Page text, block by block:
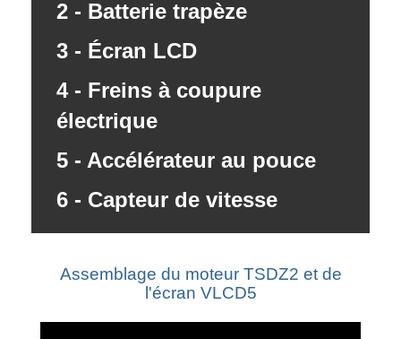
2 - Batterie trapèze
3 - Écran LCD
4 - Freins à coupure
électrique
5 - Accélérateur au pouce
6 - Capteur de vitesse
Assemblage du moteur TSDZ2 et de
l'écran VLCD5